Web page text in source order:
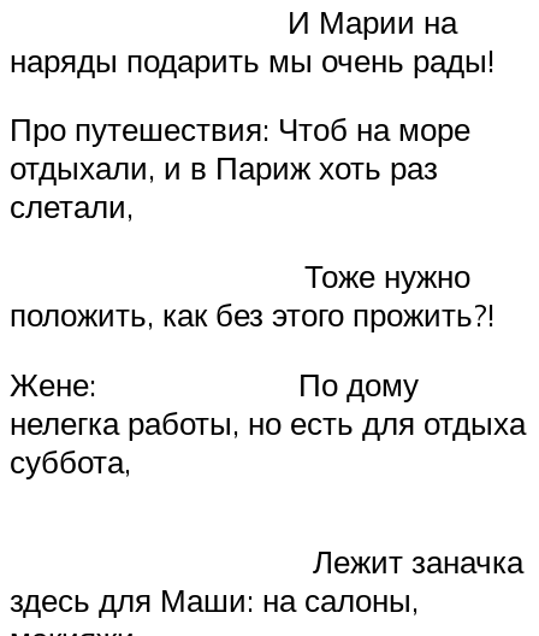
И Марии на
наряды подарить мы очень рады!
Про путешествия: Чтоб на море
отдыхали, и в Париж хоть раз
слетали,
Тоже нужно
положить, как без этого прожить?!
Жене: По дому
нелегка работы, но есть для отдыха
суббота,
Лежит заначка
здесь для Маши: на салоны,